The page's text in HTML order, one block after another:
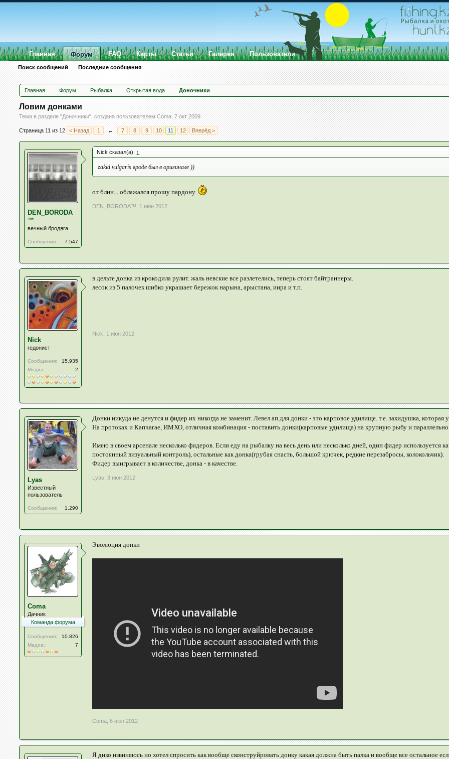
Главная Форум Рыбалка Открытая вода Доночники
Ловим донками
Тема в разделе "Доночники", создана пользователемComa,7 окт 2009.
Страница 11 из 12 < Назад 1 ← 7 8 9 10 11 12 Вперёд >
DEN_BORODA
™
вечный бродяга
Сообщения: 7.547
Nick сказал(а): ↑
zakid vulgaris вроде был в оригинале ))
от блин... облажался прошу пардону
DEN_BORODA™ 1 июн 2012
Nick
гедонист
Сообщения:
15.935
Медиа:
2
в дельте донка из крокодила рулит. жаль невские все разлетелись, теперь стоят байтраннеры.
лесок из 5 палочек шибко украшает бережок нарына, арыстана, иира и т.п.
Nick 1 июн 2012
Lyas
Известный
пользователь
Сообщения: 1.290
Донки никуда не денутся и фидер их никогда не заменит. Левел ап для донки - это карповое удилище. т.е. закидушка,
На протоках и Капчагае, ИМХО, отличная комбинация - поставить донки(карповые удилища) на крупную рыбу и
Имею в своем арсенале несколько фидеров. Если еду на рыбалку на весь день или несколько дней, один фидер используется
постоянный визуальный контроль), остальные как донка(грубая снасть, большой крючек, редкие перезабросы, колокольчик).
Фидер выигрывает в количестве, донка - в качестве.
Lyas 3 июн 2012
Coma
Дачник
Команда форума
Сообщения:
10.826
Медиа:
7
Эволюция донки
Coma 6 июн 2012
Я дико извиняюсь но хотел спросить как вообще сконструйровать донку какая должна быть палка и вообще все остальное
Главная Форум
Поиск сообщений Последние сообщения
FAQ Карты Статьи Галерея Пользователи